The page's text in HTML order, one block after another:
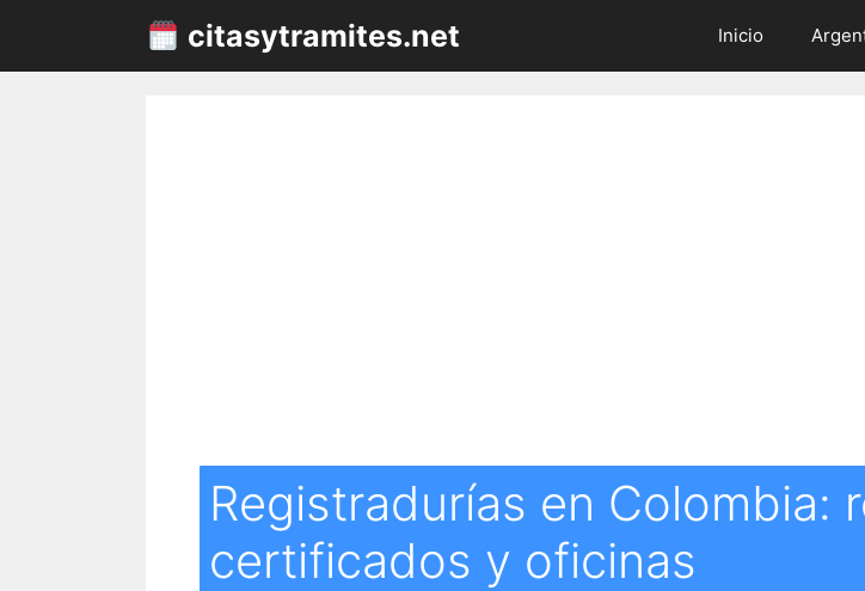
contenido
citasytramites.net Inicio
Registradurías en Colombia:
certificados y oficinas